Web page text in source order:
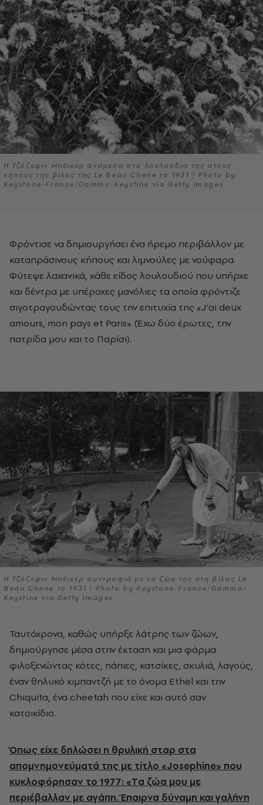
Η Τζόζεφιν Μπέικερ ανάμεσα στα λουλούδια της στους
κήπους της βίλας της Le Beau Chene το 1931 | Photo by
Keystone-France/Gamma-Keystine via Getty Images
Φρόντισε να δημιουργήσει ένα ήρεμο περιβάλλον με
καταπράσινους κήπους και λιμνούλες με νούφαρα.
Φύτεψε λαχανικά, κάθε είδος λουλουδιού που υπήρχε
και δέντρα με υπέροχες μανόλιες τα οποία φρόντιζε
σιγοτραγουδώντας τους την επιτυχία της «J’ai deux
amours, mon pays et Paris» (Έχω δύο έρωτες, την
πατρίδα μου και το Παρίσι).
Η Τζόζεφιν Μπέικερ συντροφιά με τα ζώα της στη βίλας Le
Beau Chene το 1931 | Photo by Keystone-France/Gamma-
Keystine via Getty Images
Ταυτόχρονα, καθώς υπήρξε λάτρης των ζώων,
δημιούργησε μέσα στην έκταση και μια φάρμα
φιλοξενώντας κότες, πάπιες, κατσίκες, σκυλιά, λαγούς,
έναν θηλυκό χιμπαντζή με το όνομα Ethel και την
Chiquita, ένα cheetah που είχε και αυτό σαν
κατοικίδιο.
Όπως είχε δηλώσει η θρυλική σταρ στα
απομνημονεύματά της με τίτλο «Josephine» που
κυκλοφόρησαν το 1977: «Tα ζώα μου με
περιέβαλλαν με αγάπη. Έπαιρνα δύναμη και γαλήνη